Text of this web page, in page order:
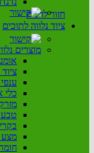
חזור לחנות
ציוד נלווה לתוכים
מוצרים
כלי
מצע